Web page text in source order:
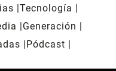
Tecnología
Generación
Pódcast